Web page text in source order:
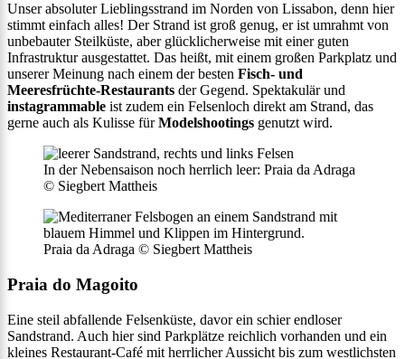
Unser absoluter Lieblingsstrand im Norden von Lissabon, denn hier
stimmt einfach alles! Der Strand ist groß genug, er ist umrahmt von
unbebauter Steilküste, aber glücklicherweise mit einer guten
Infrastruktur ausgestattet. Das heißt, mit einem großen Parkplatz und
unserer Meinung nach einem der besten Fisch- und
Meeresfrüchte-Restaurants der Gegend. Spektakulär und
instagrammable ist zudem ein Felsenloch direkt am Strand, das
gerne auch als Kulisse fürModelshootings genutzt wird.
In der Nebensaison noch herrlich leer: Praia da Adraga
© Siegbert Mattheis
Praia da Adraga © Siegbert Mattheis
Praia do Magoito
Eine steil abfallende Felsenküste, davor ein schier endloser
Sandstrand. Auch hier sind Parkplätze reichlich vorhanden und ein
kleines Restaurant-Café mit herrlicher Aussicht bis zum westlichsten